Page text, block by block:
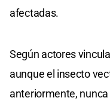
afectadas.
Según actores
aunque el insecto
anteriormente,